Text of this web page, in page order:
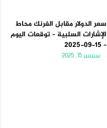
سعر الدولار مقابل الفرنك محاط
الإشارات السلبية – توقعات اليوم
– 15-09-2025
سبتمبر 15, 2025